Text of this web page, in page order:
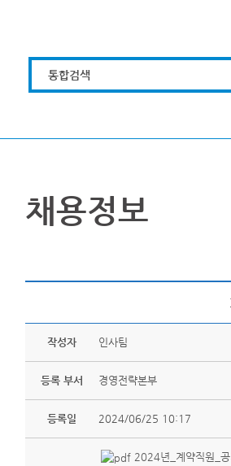
통합검색
채용정보
작성자 인사팀
등록 부서 경영전략본부
등록일 2024/06/25 10:17
2024년_계약직원_